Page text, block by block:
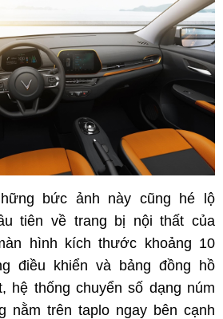
bức ảnh này cũng hé lộ
tiên về trang bị nội thất của
hình kích thước khoảng 10
điều khiển và bảng đồng hồ
hệ thống chuyển số dạng núm
nằm trên taplo ngay bên cạnh